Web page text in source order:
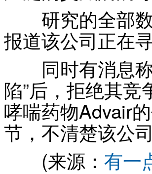
研究的全部数
报道该公司正在
同时有消息称
陷”后，拒绝其
哮喘药物Advair
节，不清楚该公
(来源： 有一